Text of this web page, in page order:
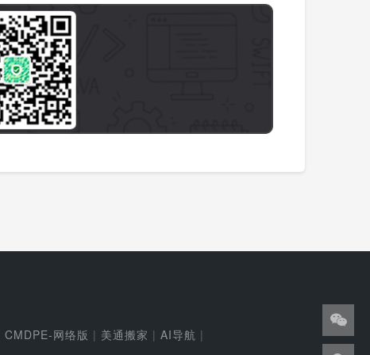
CMDPE-网络版 | 美通搬家 | AI导航 |